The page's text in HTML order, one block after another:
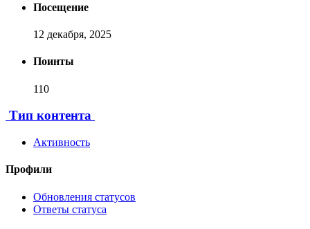
Посещение
12 декабря, 2025
Поинты
110
Тип контента
Активность
Профили
Обновления статусов
Ответы статуса